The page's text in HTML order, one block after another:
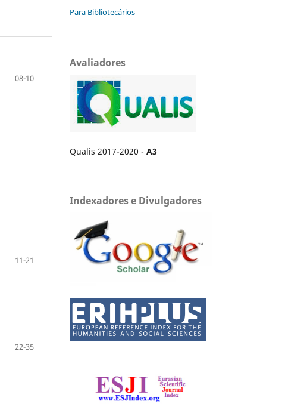
08-10
11-21
22-35
Para Bibliotecários
Avaliadores
Qualis 2017-2020 - A3
Indexadores e Divulgadores